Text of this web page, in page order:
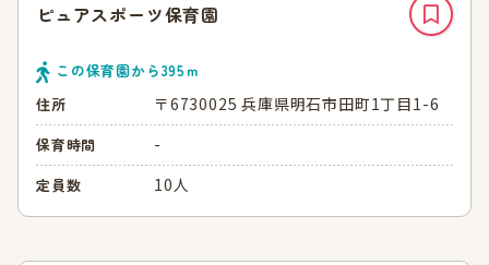
ピュアスポーツ保育園
この保育園から395ｍ
住所
〒6730025 兵庫県明石市田町1丁目1-6
保育時間 -
定員数 10人